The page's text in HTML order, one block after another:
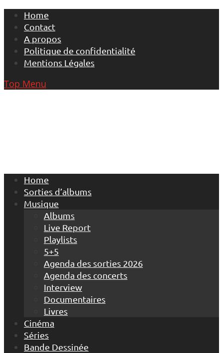
Skip
content
Home
Contact
A propos
Politique de confidentialité
Mentions Légales
Top Menu
Home
Sorties d’albums
Musique
Albums
Live Report
Playlists
5+5
Agenda des sorties 2026
Agenda des concerts
Interview
Documentaires
Livres
Cinéma
Séries
Bande Dessinée